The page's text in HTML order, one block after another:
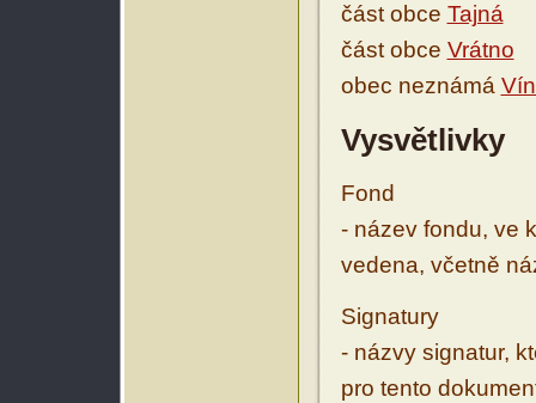
část obce Tajná
část obce Vrátno
obec neznámá
Vysvětlivky
Fond
- název fondu, ve
vedena, včetně
Signatury
- názvy signatur,
pro tento